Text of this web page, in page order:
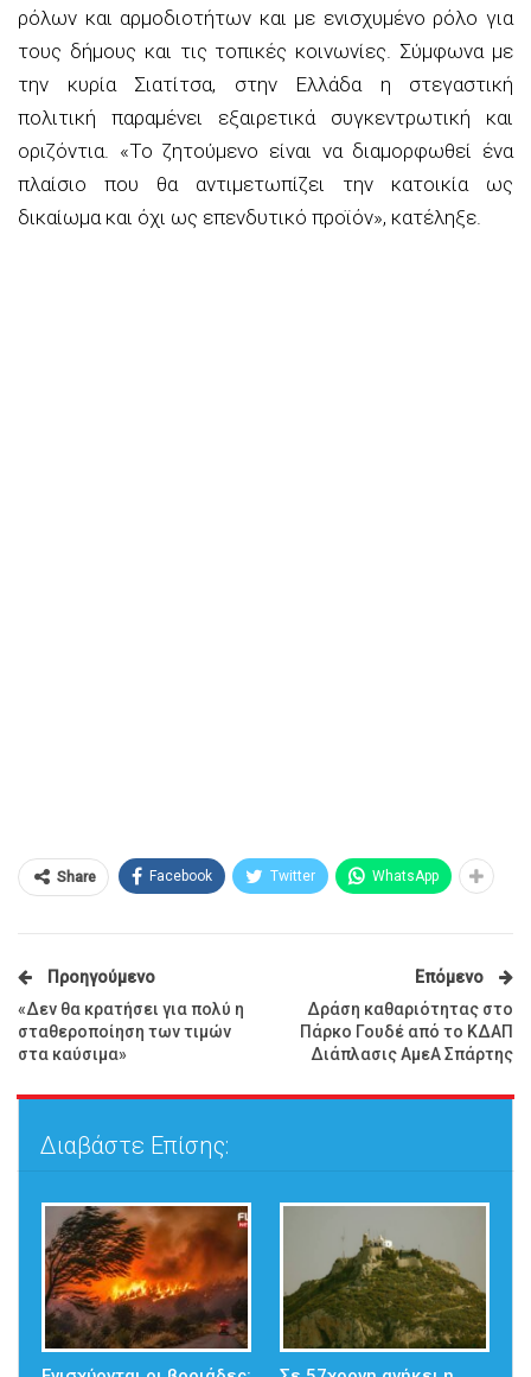
ρόλων και αρμοδιοτήτων και με ενισχυμένο ρόλο για
τους δήμους και τις τοπικές κοινωνίες. Σύμφωνα με
την κυρία Σιατίτσα, στην Ελλάδα η στεγαστική
πολιτική παραμένει εξαιρετικά συγκεντρωτική και
οριζόντια. «Το ζητούμενο είναι να διαμορφωθεί ένα
πλαίσιο που θα αντιμετωπίζει την κατοικία ως
δικαίωμα και όχι ως επενδυτικό προϊόν», κατέληξε.
Share Facebook Twitter WhatsApp
Προηγούμενο
«Δεν θα κρατήσει για πολύ η
σταθεροποίηση των τιμών
στα καύσιμα»
Επόμενο
Δράση καθαριότητας στο
Πάρκο Γουδέ από το ΚΔΑΠ
Διάπλασις ΑμεΑ Σπάρτης
Διαβάστε Επίσης: